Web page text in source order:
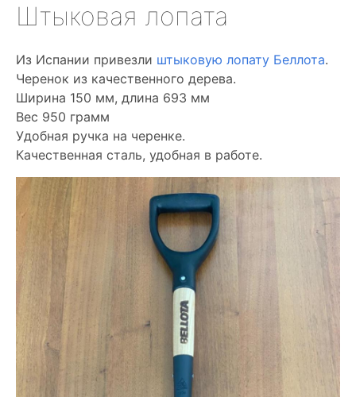
Штыковая лопата
Из Испании привезли штыковую лопату Беллота.
Черенок из качественного дерева.
Ширина 150 мм, длина 693 мм
Вес 950 грамм
Удобная ручка на черенке.
Качественная сталь, удобная в работе.